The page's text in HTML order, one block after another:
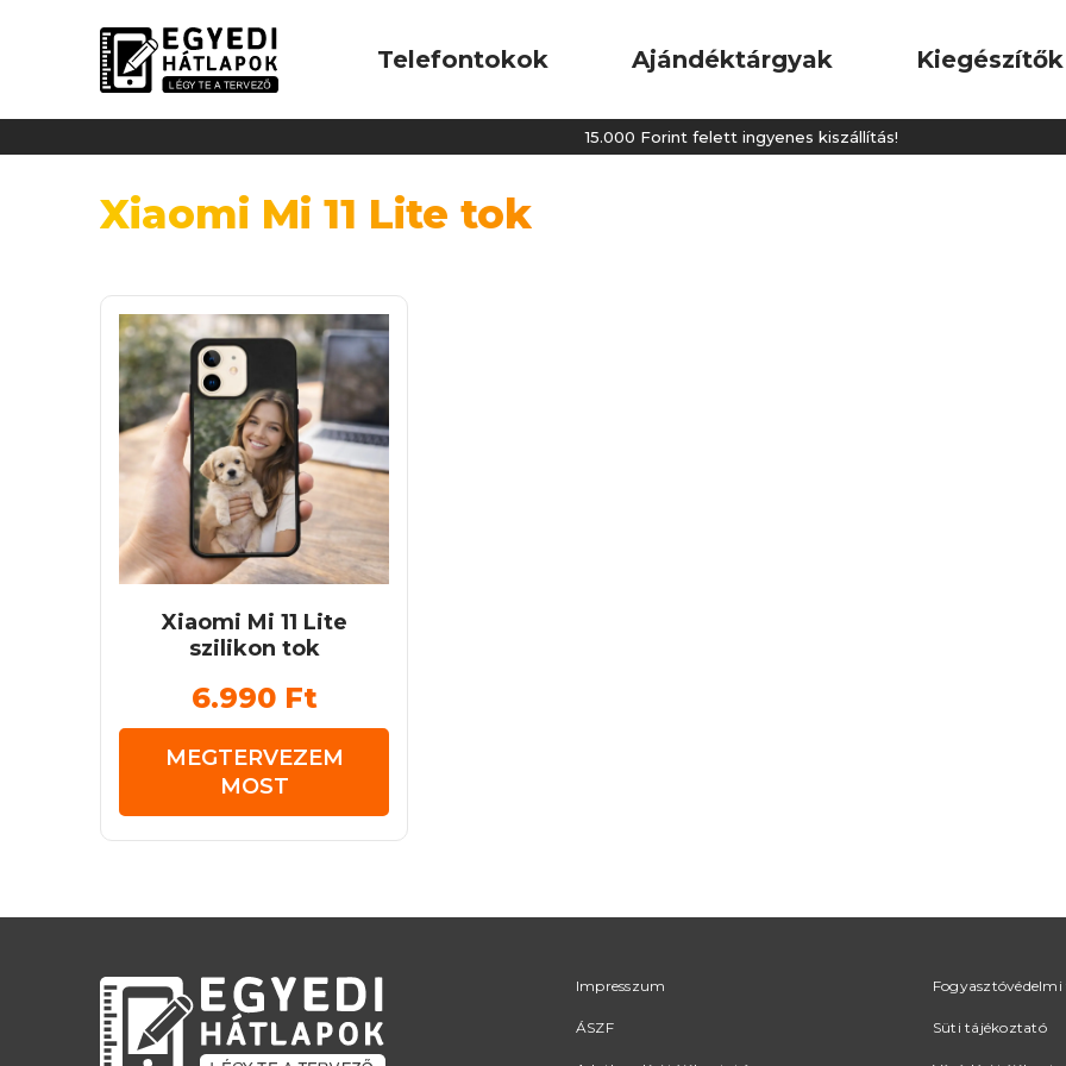
Telefontokok Ajándéktárgyak Kiegészítők
15.000 Forint felett ingyenes kiszállítás!
Xiaomi Mi 11 Lite tok
Xiaomi Mi 11 Lite
szilikon tok
6.990 Ft
MEGTERVEZEM
MOST
Impresszum
ÁSZF Süti tájékoztató